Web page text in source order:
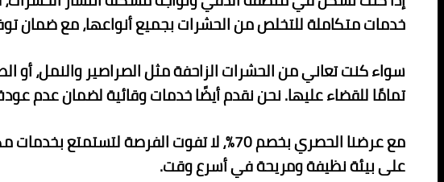
خدمات متكاملة للتخلص من الحشرات بجميع أنواعها، مع ضمان
سواء كنت تعاني من الحشرات الزاحفة مثل الصراصير والنمل، أو
تمامًا للقضاء عليها. نحن نقدم أيضًا خدمات وقائية لضمان عدم
على بيئة نظيفة ومريحة في أسرع وقت.